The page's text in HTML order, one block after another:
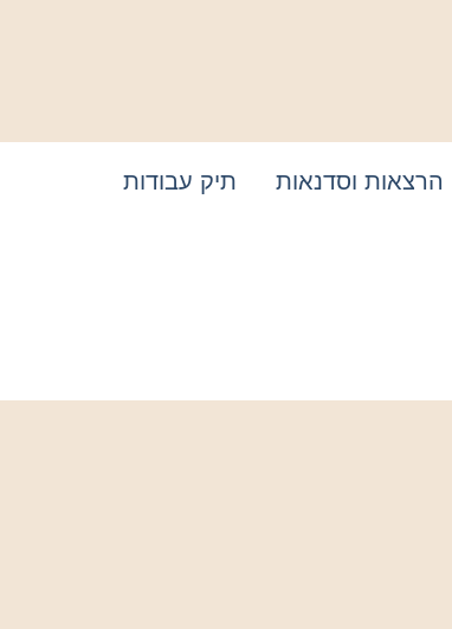
הרצאות וסדנאות תיק עבודות